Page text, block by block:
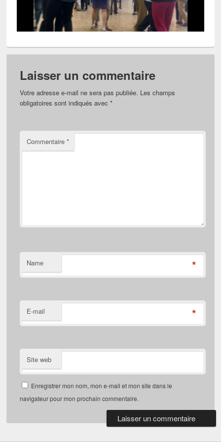
Laisser un commentaire
Votre adresse e-mail ne sera pas publiée. Les champs
obligatoires sont indiqués avec*
Commentaire*
Name *
E-mail *
Site web
Enregistrer mon nom, mon e-mail et mon site dans le
navigateur pour mon prochain commentaire.